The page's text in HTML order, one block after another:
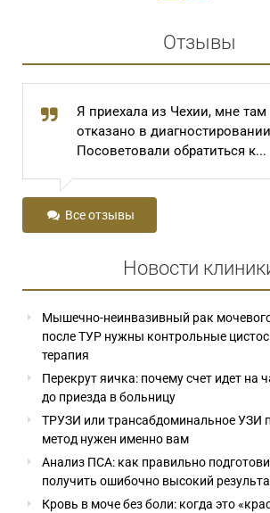
Отзывы
было
и лечении.
В автобусе
разговор
чуть не
Все отзывы
Новости
Мышечно-неинвазивный рак
после ТУР нужны контрольные
терапия
Перекрут яичка: почему счет идет на
до приезда в больницу
ТРУЗИ или трансабдоминальное УЗИ
метод нужен именно вам
Анализ ПСА: как правильно
получить ошибочно высокий
Кровь в моче без боли: когда это